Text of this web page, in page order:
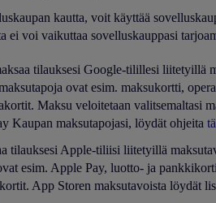
kautta, voit käyttää
ei voi vaikuttaa sovelluskauppasi
tilauksesi Google-tilillesi liitetyillä
ovat esim. maksukortti,
Maksu veloitetaan valitsemaltasi
Kaupan maksutapojasi, löydät ohjeita
tilauksesi Apple-tiliisi liitetyillä
esim. Apple Pay, luotto- ja
App Storen maksutavoista löydät